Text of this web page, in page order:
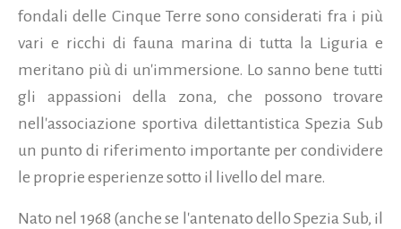
fondali delle Cinque Terre sono considerati fra i più
vari e ricchi di fauna marina di tutta la Liguria e
meritano più di un'immersione. Lo sanno bene tutti
gli appassioni della zona, che possono trovare
nell'associazione sportiva dilettantistica Spezia Sub
un punto di riferimento importante per condividere
le proprie esperienze sotto il livello del mare.
Nato nel 1968 (anche se l'antenato dello Spezia Sub, il